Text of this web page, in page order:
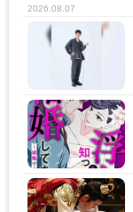
2026.08.07